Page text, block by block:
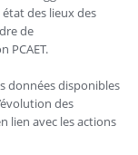
des lieux des
de
PCAET.
données disponibles
des
lien avec les actions